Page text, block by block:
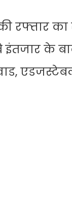
रफ्तार का
इंतजार के